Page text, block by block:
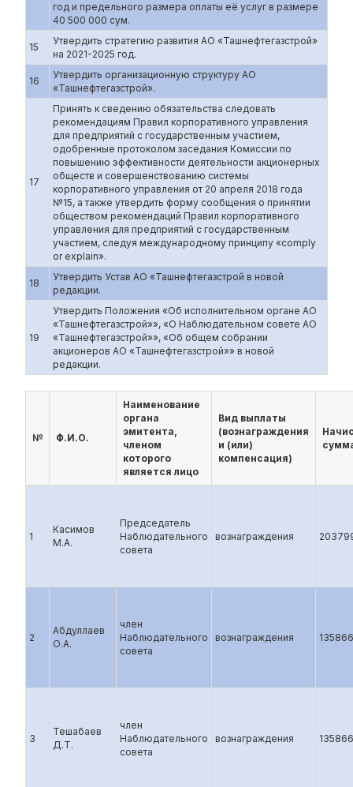
год и предельного размера оплаты её услуг в размере
40 500 000 сум.
15
Утвердить стратегию развития АО «Ташнефтегазстрой»
на 2021-2025 год.
16
Утвердить организационную структуру АО
«Ташнефтегазстрой».
17
Принять к сведению обязательства следовать
рекомендациям Правил корпоративного управления
для предприятий с государственным участием,
одобренные протоколом заседания Комиссии по
повышению эффективности деятельности акционерных
обществ и совершенствованию системы
корпоративного управления от 20 апреля 2018 года
№15, а также утвердить форму сообщения о принятии
обществом рекомендаций Правил корпоративного
управления для предприятий с государственным
участием, следуя международному принципу «comply
or explain».
18
Утвердить Устав АО «Ташнефтегазстрой в новой
редакции.
19
Утвердить Положения «Об исполнительном органе АО
«Ташнефтегазстрой»», «О Наблюдательном совете АО
«Ташнефтегазстрой»», «Об общем собрании
акционеров АО «Ташнефтегазстрой»» в новой
редакции.
№ Ф.И.О.
Наименование
органа
эмитента,
членом
которого
является лицо
Вид выплаты
(вознаграждения
и (или)
компенсация)
1
Касимов
М.А.
Председатель
Наблюдательного
совета
вознаграждения
2
Абдуллаев
О.А.
член
Наблюдательного
совета
вознаграждения
3
Тешабаев
Д.Т.
член
Наблюдательного
совета
вознаграждения